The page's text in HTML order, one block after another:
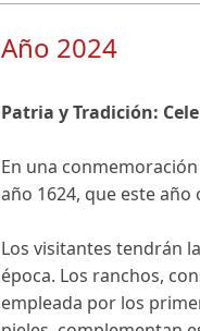
Año 2024
Patria y Tradición:
En una
año 1624, que este
Los visitantes tendrán
época. Los ranchos,
empleada por los